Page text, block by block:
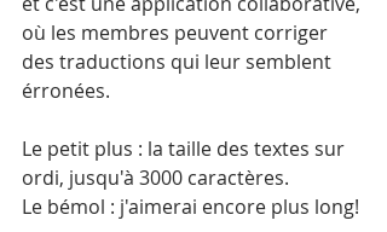
où les membres peuvent corriger
des traductions qui leur semblent
érronées.
Le petit plus : la taille des textes sur
ordi, jusqu'à 3000 caractères.
Le bémol : j'aimerai encore plus long!